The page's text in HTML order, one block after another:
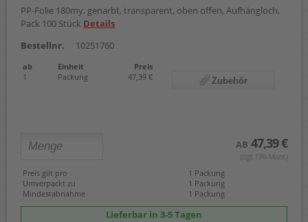
PP-Folie 180my, genarbt, transparent, oben offen, Aufhängloch,
Pack 100 Stück Details
Bestellnr.
10251760
ab Einheit
Preis
1
Packung 47,39 € Zubehör
AB 47,39 €
(zzgl. 19% Mwst.)
Preis gilt pro
1 Packung
Umverpackt zu
1 Packung
Mindestabnahme
1 Packung
Lieferbar in 3-5 Tagen